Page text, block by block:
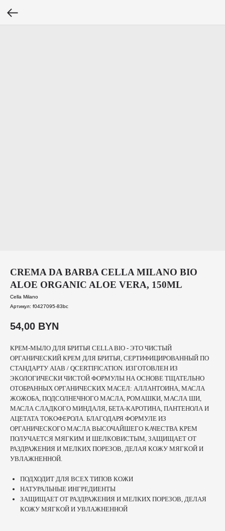
CREMA DA BARBA CELLA MILANO BIO
ALOE ORGANIC ALOE VERA, 150ML
Cella Milano
Артикул: f0427095-83bc
54,00 BYN
КРЕМ-МЫЛО ДЛЯ БРИТЬЯ CELLA BIO - ЭТО ЧИСТЫЙ
ОРГАНИЧЕСКИЙ КРЕМ ДЛЯ БРИТЬЯ, СЕРТИФИЦИРОВАННЫЙ ПО
СТАНДАРТУ AIAB / QCERTIFICATION. ИЗГОТОВЛЕН ИЗ
ЭКОЛОГИЧЕСКИ ЧИСТОЙ ФОРМУЛЫ НА ОСНОВЕ ТЩАТЕЛЬНО
ОТОБРАННЫХ ОРГАНИЧЕСКИХ МАСЕЛ: АЛЛАНТОИНА, МАСЛА
ЖОЖОБА, ПОДСОЛНЕЧНОГО МАСЛА, РОМАШКИ, МАСЛА ШИ,
МАСЛА СЛАДКОГО МИНДАЛЯ, БЕТА-КАРОТИНА, ПАНТЕНОЛА И
АЦЕТАТА ТОКОФЕРОЛА. БЛАГОДАРЯ ФОРМУЛЕ ИЗ
ОРГАНИЧЕСКОГО МАСЛА ВЫСОЧАЙШЕГО КАЧЕСТВА КРЕМ
ПОЛУЧАЕТСЯ МЯГКИМ И ШЕЛКОВИСТЫМ, ЗАЩИЩАЕТ ОТ
РАЗДРАЖЕНИЯ И МЕЛКИХ ПОРЕЗОВ, ДЕЛАЯ КОЖУ МЯГКОЙ И
УВЛАЖНЕННОЙ.
ПОДХОДИТ ДЛЯ ВСЕХ ТИПОВ КОЖИ
НАТУРАЛЬНЫЕ ИНГРЕДИЕНТЫ
ЗАЩИЩАЕТ ОТ РАЗДРАЖЕНИЯ И МЕЛКИХ ПОРЕЗОВ, ДЕЛАЯ
КОЖУ МЯГКОЙ И УВЛАЖНЕННОЙ